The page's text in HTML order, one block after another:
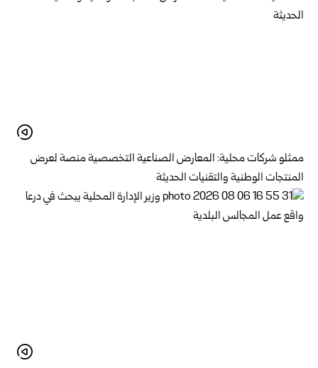
ممثلو شركات محلية: المعارض الصناعية التخصصية منصة لعرض
المنتجات الوطنية والتقنيات الحديثة